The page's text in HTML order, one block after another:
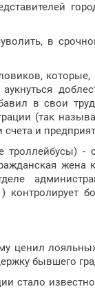
в
в свои
(так
и
-
контролирует
ценил
бывшего
стало